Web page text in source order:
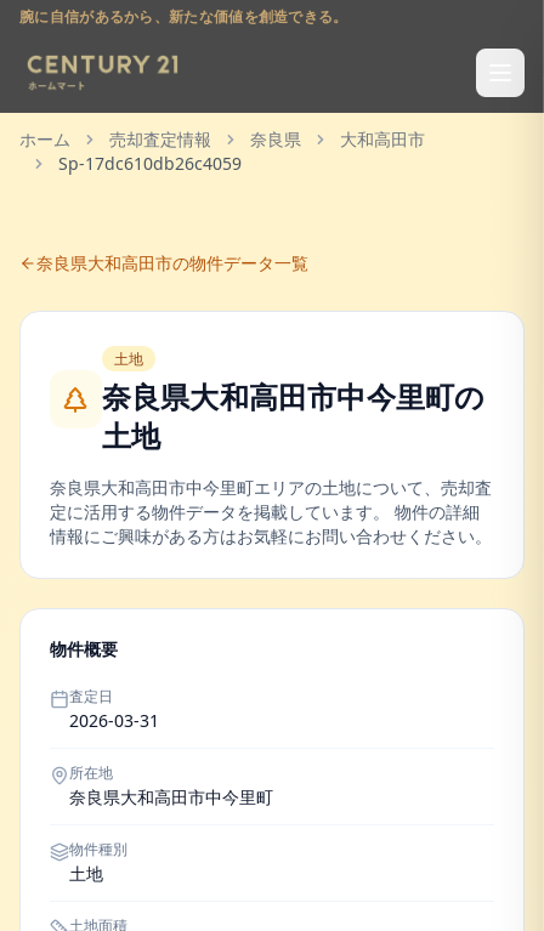
腕に自信があるから、新たな価値を創造できる。
ホーム 売却査定情報 奈良県
大和高田市
Sp-17dc610db26c4059
奈良県大和高田市の物件データ一覧
土地
奈良県大和高田市中今里町の
土地
奈良県大和高田市中今里町エリアの土地について、売却査
定に活用する物件データを掲載しています。 物件の詳細
情報にご興味がある方はお気軽にお問い合わせください。
物件概要
査定日
2026-03-31
所在地
奈良県大和高田市中今里町
物件種別
土地
土地面積